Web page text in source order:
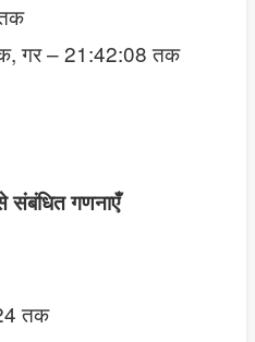
गर – 21:42:08 तक
संबंधित गणनाएँ
तक